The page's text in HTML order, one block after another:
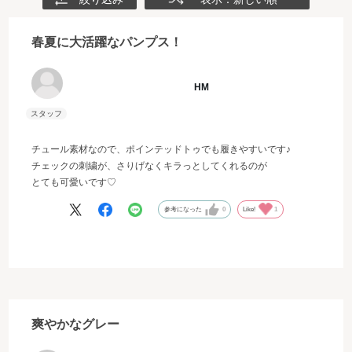
春夏に大活躍なパンプス！
HM
チュール素材なので、ポインテッドトゥでも履きやすいです♪
チェックの刺繍が、さりげなくキラっとしてくれるのが
とても可愛いです♡
参考になった 0 Like! 1
爽やかなグレー